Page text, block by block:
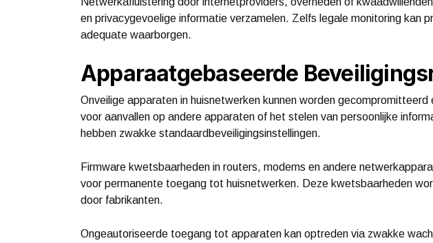
en privacygevoelige informatie verzamelen. Zelfs legale monitoring kan
adequate waarborgen.
Apparaatgebaseerde
Onveilige apparaten in huisnetwerken kunnen worden
voor aanvallen op andere apparaten of het stelen van persoonlijke
hebben zwakke standaardbeveiligingsinstellingen.
Firmware kwetsbaarheden in routers, modems en andere
voor permanente toegang tot huisnetwerken. Deze kwetsbaarheden
door fabrikanten.
Ongeautoriseerde toegang tot apparaten kan optreden via zwakke